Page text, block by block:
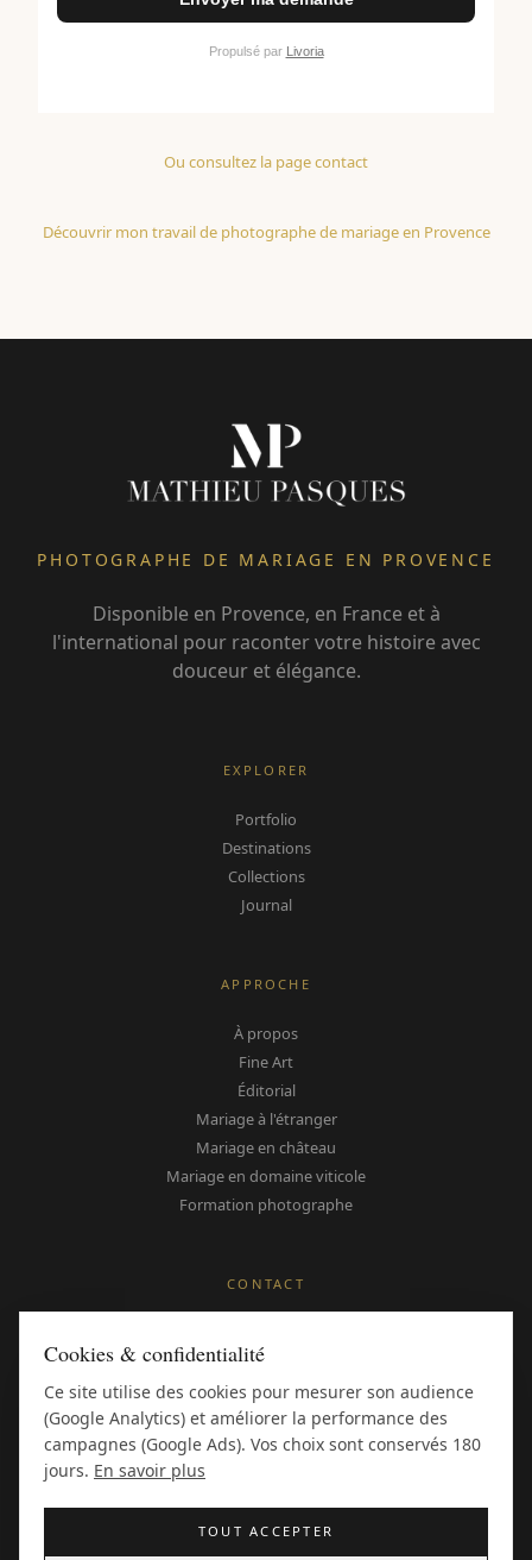
Ou consultez la page contact
Découvrir mon travail de photographe de mariage en Provence
PHOTOGRAPHE DE MARIAGE EN PROVENCE
Disponible en Provence, en France et à
l'international pour raconter votre histoire avec
douceur et élégance.
EXPLORER
Portfolio
Destinations
Collections
Journal
APPROCHE
À propos
Fine Art
Éditorial
Mariage à l'étranger
Mariage en château
Mariage en domaine viticole
Formation photographe
CONTACT
Instagram
Pinterest
Avis Google
Style Me Pretty
Cookies & confidentialité
Ce site utilise des cookies pour mesurer son audience
(Google Analytics) et améliorer la performance des
campagnes (Google Ads). Vos choix sont conservés 180
jours. En savoir plus
TOUT ACCEPTER